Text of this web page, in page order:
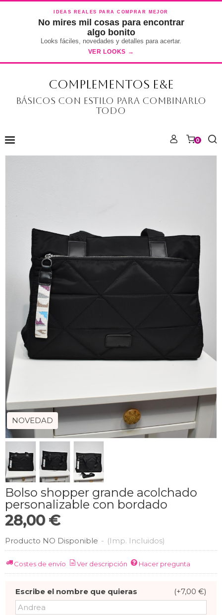
IDEAS REALES PARA COMPRAR MEJOR
No mires mil cosas para encontrar
algo bonito
Looks fáciles, novedades y detalles para acertar.
VER LOOKS →
COMPLEMENTOS E&E
Básicos con estilo para combinarlo
todo
0
NOVEDAD
Bolso shopper grande acolchado
personalizable con bordado
28,00 €
Producto NO Disponible - (Imp. Incluidos)
Costes de envío Ver descripción Hacer pregunta
Escribe el nombre que quieras (+7,00 €)